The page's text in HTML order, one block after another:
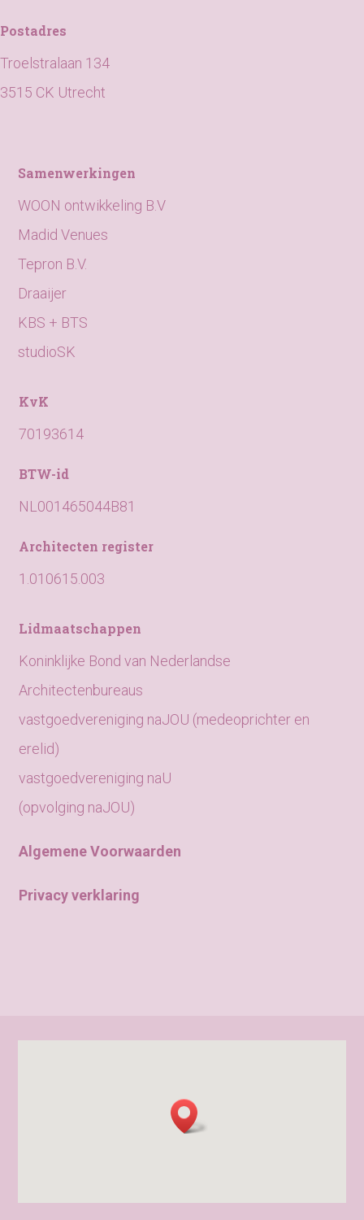
Postadres
Troelstralaan 134
3515 CK Utrecht
Samenwerkingen
WOON ontwikkeling B.V
Madid Venues
Tepron B.V.
Draaijer
KBS + BTS
studioSK
KvK
70193614
BTW-id
NL001465044B81
Architecten register
1.010615.003
Lidmaatschappen
Koninklijke Bond van Nederlandse
Architectenbureaus
vastgoedvereniging naJOU (medeoprichter en
erelid)
vastgoedvereniging naU
(opvolging naJOU)
Algemene Voorwaarden
Privacy verklaring